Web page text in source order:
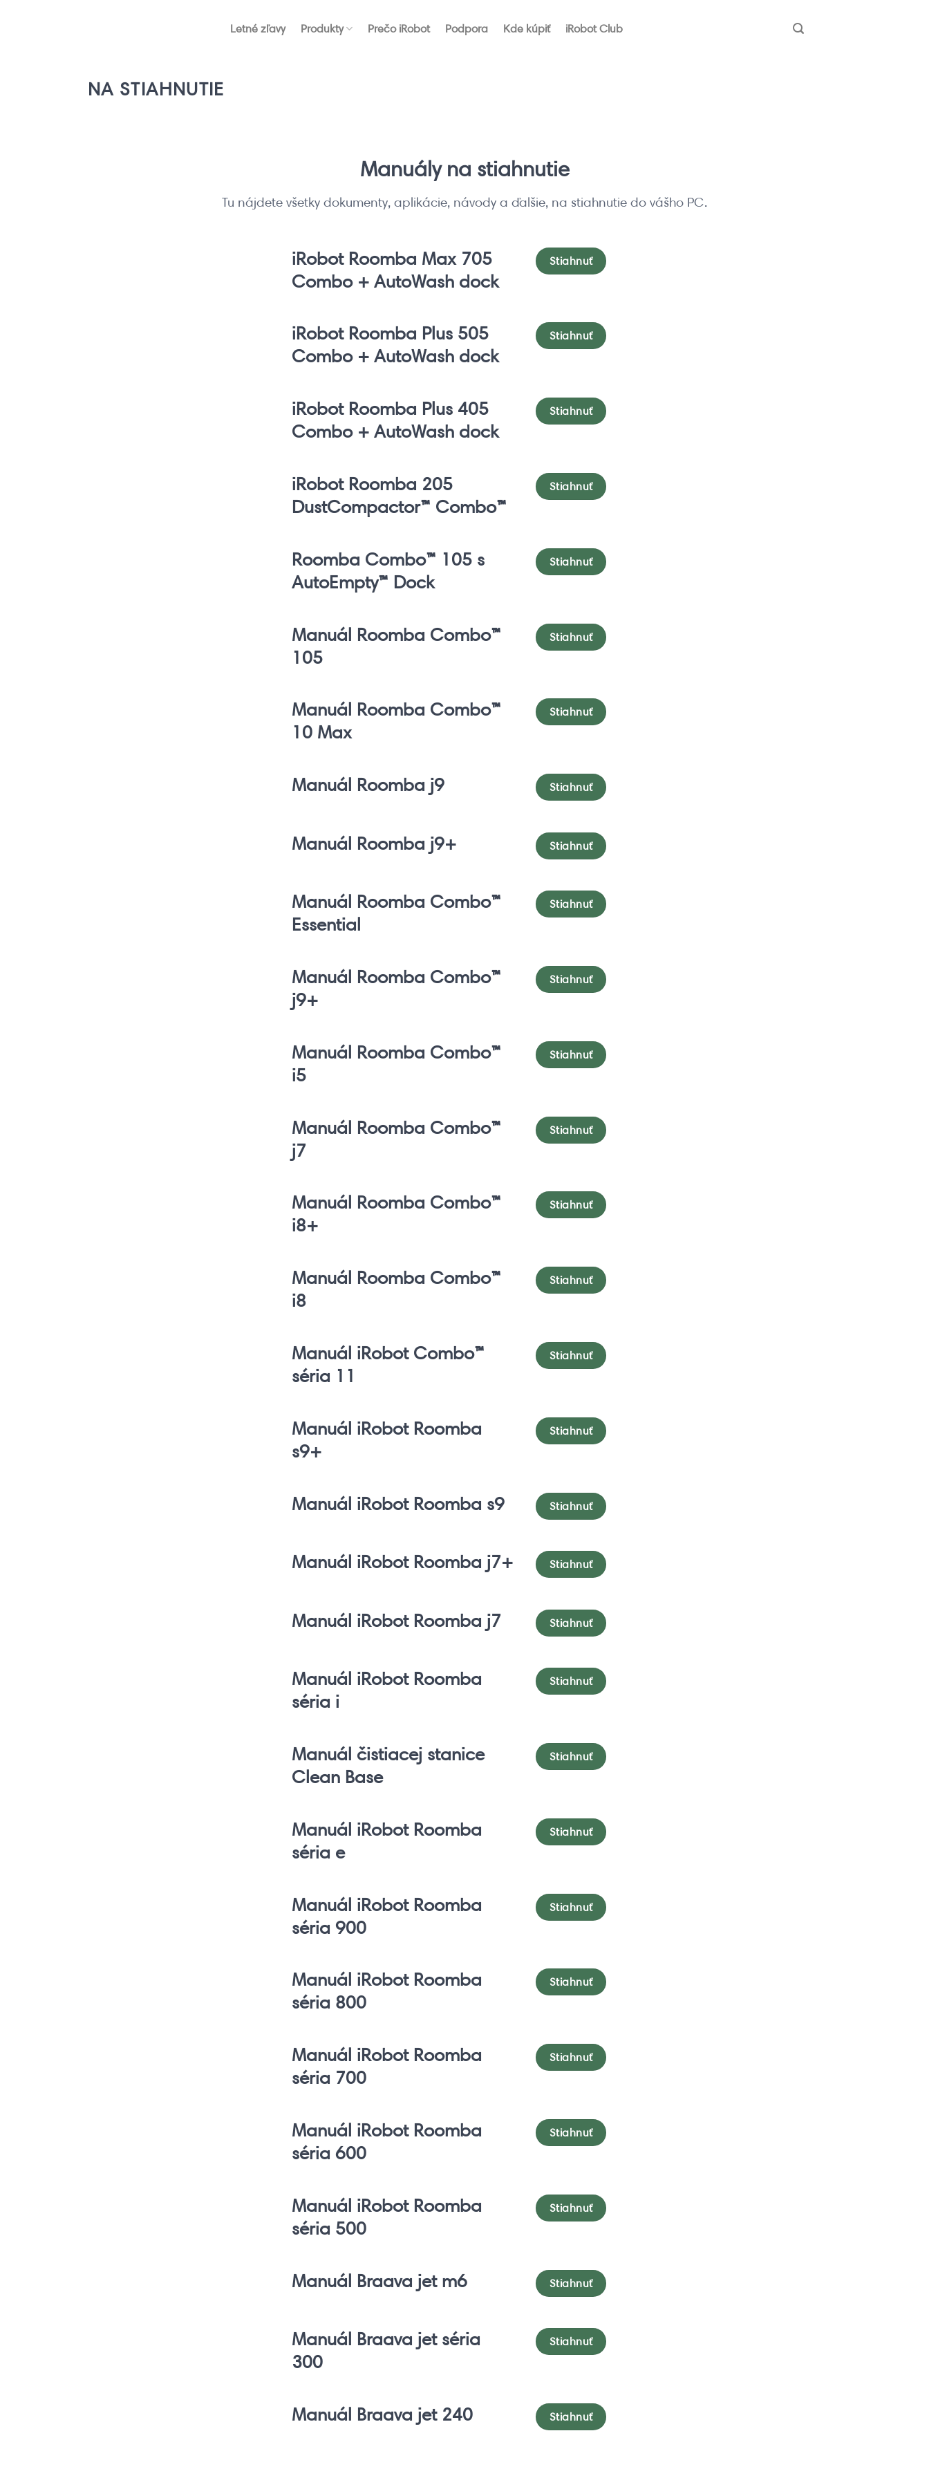
Letné zľavy Produkty Prečo iRobot Podpora Kde kúpiť iRobot Club
NA STIAHNUTIE
Manuály na stiahnutie
Tu nájdete všetky dokumenty, aplikácie, návody a ďalšie, na stiahnutie do vášho PC.
iRobot Roomba Max 705
Combo + AutoWash dock
Stiahnuť
iRobot Roomba Plus 505
Combo + AutoWash dock
Stiahnuť
iRobot Roomba Plus 405
Combo + AutoWash dock
Stiahnuť
iRobot Roomba 205
DustCompactor™ Combo™
Stiahnuť
Roomba Combo™ 105 s
AutoEmpty™ Dock
Stiahnuť
Manuál Roomba Combo™
105
Stiahnuť
Manuál Roomba Combo™
10 Max
Stiahnuť
Manuál Roomba j9 Stiahnuť
Manuál Roomba j9+ Stiahnuť
Manuál Roomba Combo™
Essential
Stiahnuť
Manuál Roomba Combo™
j9+
Stiahnuť
Manuál Roomba Combo™
i5
Stiahnuť
Manuál Roomba Combo™
j7
Stiahnuť
Manuál Roomba Combo™
i8+
Stiahnuť
Manuál Roomba Combo™
i8
Stiahnuť
Manuál iRobot Combo™
séria 11
Stiahnuť
Manuál iRobot Roomba
s9+
Stiahnuť
Manuál iRobot Roomba s9 Stiahnuť
Manuál iRobot Roomba j7+ Stiahnuť
Manuál iRobot Roomba j7 Stiahnuť
Manuál iRobot Roomba
séria i
Stiahnuť
Manuál čistiacej stanice
Clean Base
Stiahnuť
Manuál iRobot Roomba
séria e
Stiahnuť
Manuál iRobot Roomba
séria 900
Stiahnuť
Manuál iRobot Roomba
séria 800
Stiahnuť
Manuál iRobot Roomba
séria 700
Stiahnuť
Manuál iRobot Roomba
séria 600
Stiahnuť
Manuál iRobot Roomba
séria 500
Stiahnuť
Manuál Braava jet m6 Stiahnuť
Manuál Braava jet séria
300
Stiahnuť
Manuál Braava jet 240 Stiahnuť